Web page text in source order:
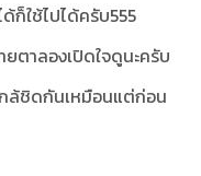
ก็ใช้ไปได้ครับ555
ตาลองเปิดใจดูนะครับ
ล้ชิดกันเหมือนแต่ก่อน